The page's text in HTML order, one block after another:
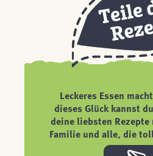
Leckeres Essen
dieses Glück kannst
deine liebsten Rezepte
Familie und alle, die